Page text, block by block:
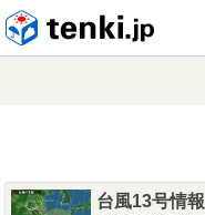
台風13号情報